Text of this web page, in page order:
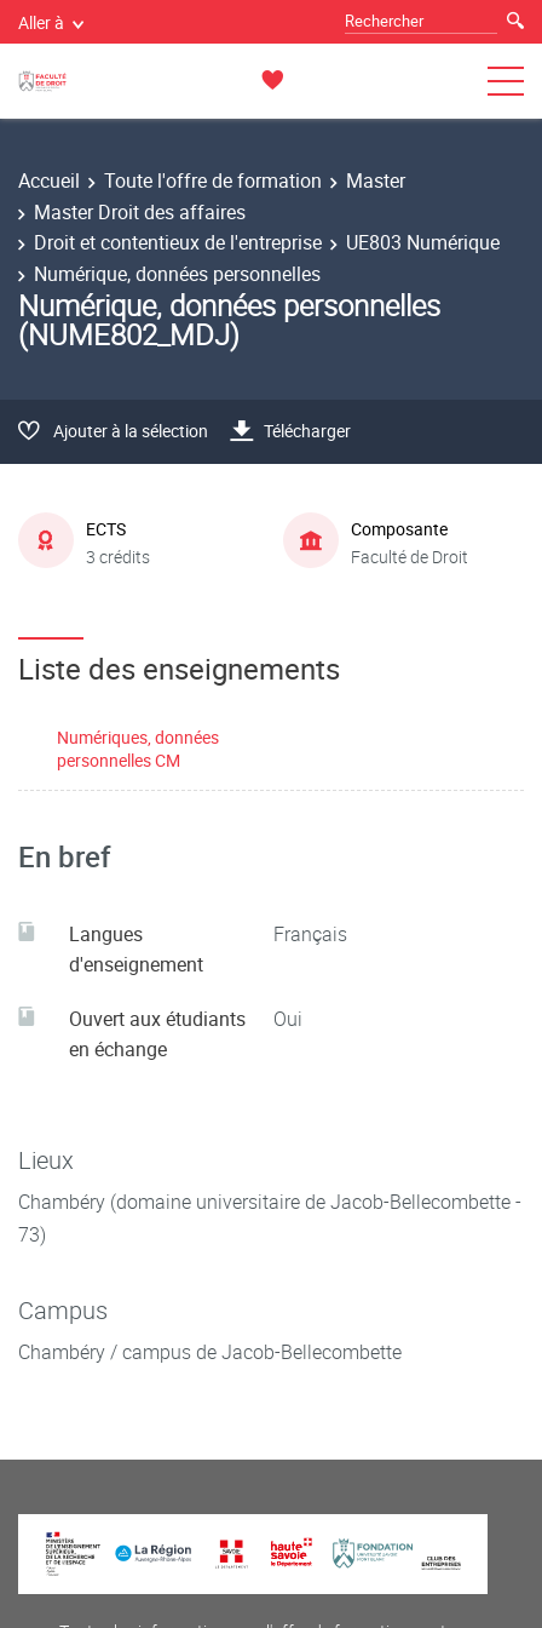
Aller à
Accueil Toute l'offre de formation
Master
Master Droit des affaires
Droit et contentieux de l'entreprise
UE803 Numérique
Numérique, données personnelles
Numérique, données personnelles
(NUME802_MDJ)
Ajouter à la sélection Télécharger
ECTS
3 crédits
Composante
Faculté de Droit
Liste des enseignements
Numériques, données
personnelles CM
En bref
Langues
d'enseignement
Français
Ouvert aux étudiants
en échange
Oui
Lieux
Chambéry (domaine universitaire de Jacob-Bellecombette -
73)
Campus
Chambéry / campus de Jacob-Bellecombette